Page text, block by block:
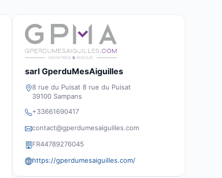
sarl GperduMesAiguilles
8 rue du Puisat 8 rue du Puisat
39100 Sampans
+33661690417
contact@gperdumesaiguilles.com
FR44789276045
https://gperdumesaiguilles.com/